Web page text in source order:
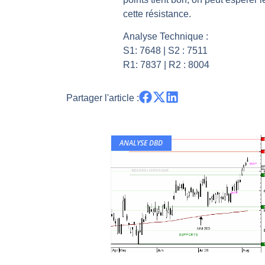
Pourquoi 6 guerres explosent en
Les investisseurs y croient
Une inertie haussière qui ralentit |
Pourquoi le monde entier vacille
cette résistance.
Analyse Technique :
S1: 7648 | S2 : 7511
R1: 7837 | R2 : 8004
Partager l'article :
ANALYSE DBD